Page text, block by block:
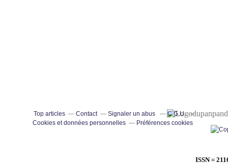
ISSN =
Top articles Contact Signaler un abus
C.G.U.
Cookies et données personnelles
Préférences cookies